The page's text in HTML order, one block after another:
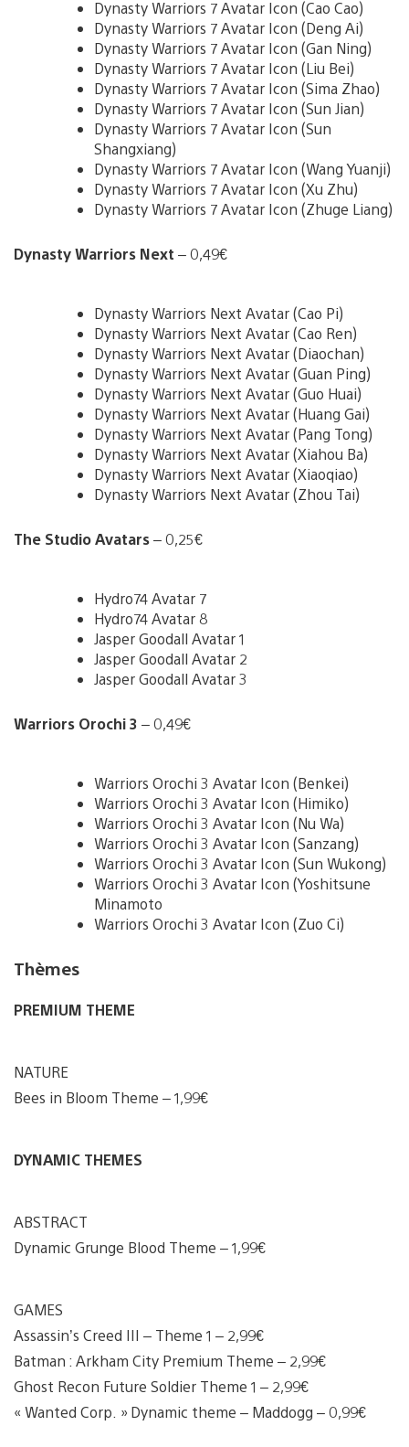
Dynasty Warriors 7 Avatar Icon (Cao Cao)
Dynasty Warriors 7 Avatar Icon (Deng Ai)
Dynasty Warriors 7 Avatar Icon (Gan Ning)
Dynasty Warriors 7 Avatar Icon (Liu Bei)
Dynasty Warriors 7 Avatar Icon (Sima Zhao)
Dynasty Warriors 7 Avatar Icon (Sun Jian)
Dynasty Warriors 7 Avatar Icon (Sun
Shangxiang)
Dynasty Warriors 7 Avatar Icon (Wang Yuanji)
Dynasty Warriors 7 Avatar Icon (Xu Zhu)
Dynasty Warriors 7 Avatar Icon (Zhuge Liang)
Dynasty Warriors Next – 0,49€
Dynasty Warriors Next Avatar (Cao Pi)
Dynasty Warriors Next Avatar (Cao Ren)
Dynasty Warriors Next Avatar (Diaochan)
Dynasty Warriors Next Avatar (Guan Ping)
Dynasty Warriors Next Avatar (Guo Huai)
Dynasty Warriors Next Avatar (Huang Gai)
Dynasty Warriors Next Avatar (Pang Tong)
Dynasty Warriors Next Avatar (Xiahou Ba)
Dynasty Warriors Next Avatar (Xiaoqiao)
Dynasty Warriors Next Avatar (Zhou Tai)
The Studio Avatars– 0,25€
Hydro74 Avatar 7
Hydro74 Avatar 8
Jasper Goodall Avatar 1
Jasper Goodall Avatar 2
Jasper Goodall Avatar 3
Warriors Orochi 3 – 0,49€
Warriors Orochi 3 Avatar Icon (Benkei)
Warriors Orochi 3 Avatar Icon (Himiko)
Warriors Orochi 3 Avatar Icon (Nu Wa)
Warriors Orochi 3 Avatar Icon (Sanzang)
Warriors Orochi 3 Avatar Icon (Sun Wukong)
Warriors Orochi 3 Avatar Icon (Yoshitsune
Minamoto
Warriors Orochi 3 Avatar Icon (Zuo Ci)
Thèmes
PREMIUM THEME
NATURE
Bees in Bloom Theme – 1,99€
DYNAMIC THEMES
ABSTRACT
Dynamic Grunge Blood Theme – 1,99€
GAMES
Assassin’s Creed III – Theme 1 – 2,99€
Batman : Arkham City Premium Theme – 2,99€
Ghost Recon Future Soldier Theme 1 – 2,99€
« Wanted Corp. » Dynamic theme – Maddogg – 0,99€